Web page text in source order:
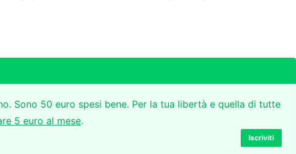
Sono 50 euro spesi bene. Per la tua libertà e quella di tutte
5 euro al mese.
Iscriviti